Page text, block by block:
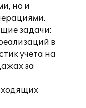
но и
задачи:
в
учета на
за